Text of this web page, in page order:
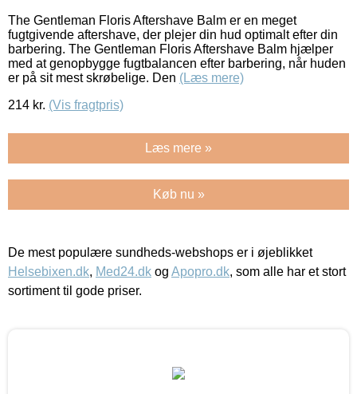
The Gentleman Floris Aftershave Balm er en meget
fugtgivende aftershave, der plejer din hud optimalt efter din
barbering. The Gentleman Floris Aftershave Balm hjælper
med at genopbygge fugtbalancen efter barbering, når huden
er på sit mest skrøbelige. Den (Læs mere)
214 kr. (Vis fragtpris)
Læs mere »
Køb nu »
De mest populære sundheds-webshops er i øjeblikket
Helsebixen.dk, Med24.dk og Apopro.dk, som alle har et stort
sortiment til gode priser.